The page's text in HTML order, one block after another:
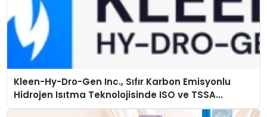
Kleen-Hy-Dro-Gen Inc., Sıfır Karbon Emisyonlu
Hidrojen Isıtma Teknolojisinde ISO ve TSSA
Düzenleyici Onaylarını Aldı